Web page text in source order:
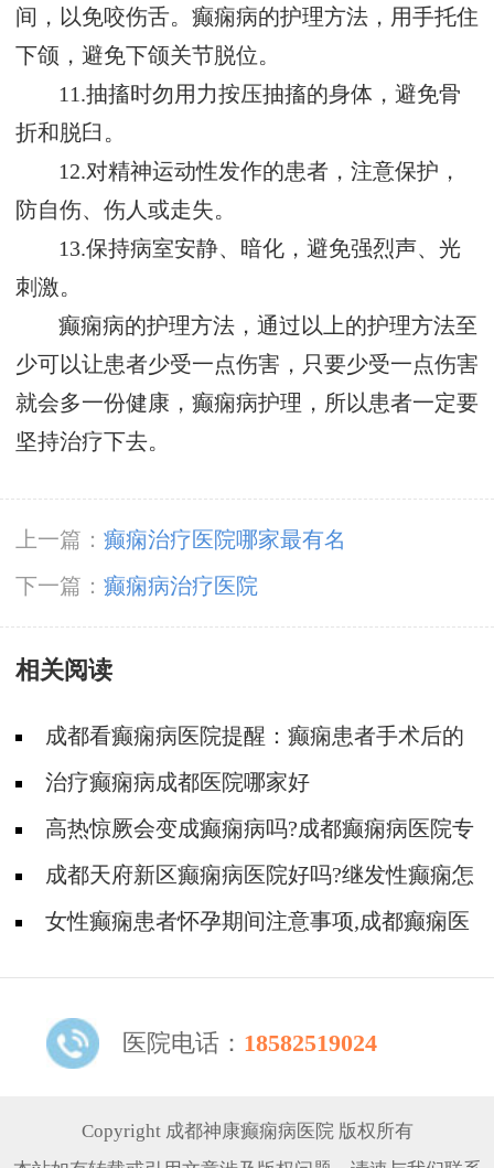
间，以免咬伤舌。癫痫病的护理方法，用手托住
下颌，避免下颌关节脱位。
11.抽搐时勿用力按压抽搐的身体，避免骨
折和脱臼。
12.对精神运动性发作的患者，注意保护，
防自伤、伤人或走失。
13.保持病室安静、暗化，避免强烈声、光
刺激。
癫痫病的护理方法，通过以上的护理方法至
少可以让患者少受一点伤害，只要少受一点伤害
就会多一份健康，癫痫病护理，所以患者一定要
坚持治疗下去。
上一篇： 癫痫治疗医院哪家最有名
下一篇： 癫痫病治疗医院
相关阅读
成都看癫痫病医院提醒：癫痫患者手术后的
护理治疗癫痫病成都医院哪家好
高热惊厥会变成癫痫病吗?成都癫痫病医院专
家回答成都天府新区癫痫病医院好吗?继发性癫痫怎
样治效果好
女性癫痫患者怀孕期间注意事项,成都癫痫医
医院电话： 18582519024
Copyright 成都神康癫痫病医院 版权所有